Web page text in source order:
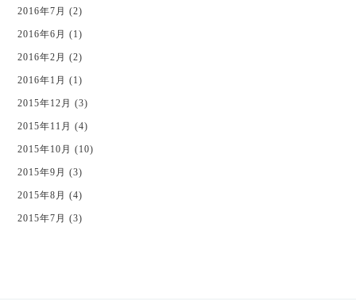
2016年7月 (2)
2016年6月 (1)
2016年2月 (2)
2016年1月 (1)
2015年12月 (3)
2015年11月 (4)
2015年10月 (10)
2015年9月 (3)
2015年8月 (4)
2015年7月 (3)